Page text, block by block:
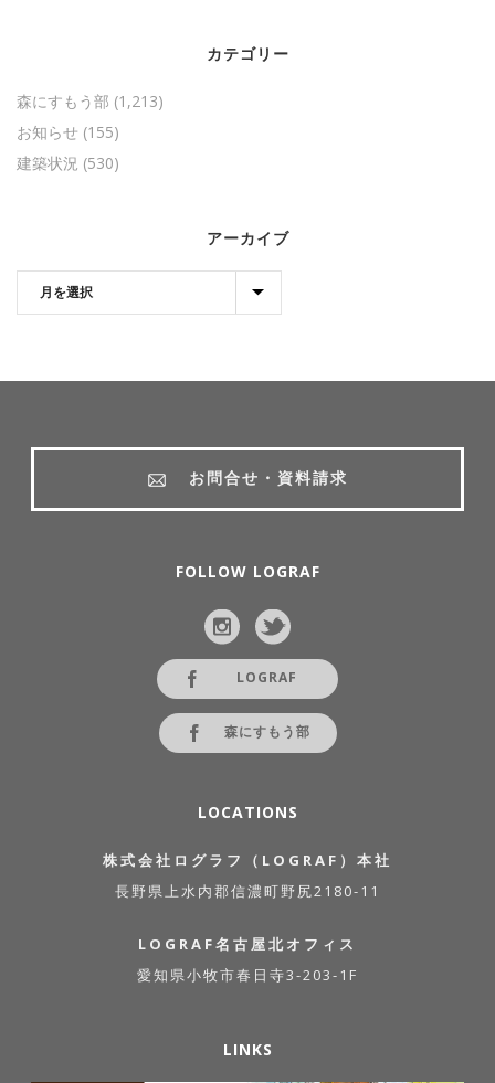
カテゴリー
森にすもう部 (1,213)
お知らせ (155)
建築状況 (530)
アーカイブ
お問合せ・資料請求
FOLLOW LOGRAF
LOGRAF
森にすもう部
LOCATIONS
株式会社ログラフ（LOGRAF）本社
長野県上水内郡信濃町野尻2180-11
LOGRAF名古屋北オフィス
愛知県小牧市春日寺3-203-1F
LINKS